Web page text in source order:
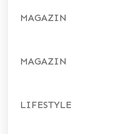
MAGAZIN
MAGAZIN
LIFESTYLE